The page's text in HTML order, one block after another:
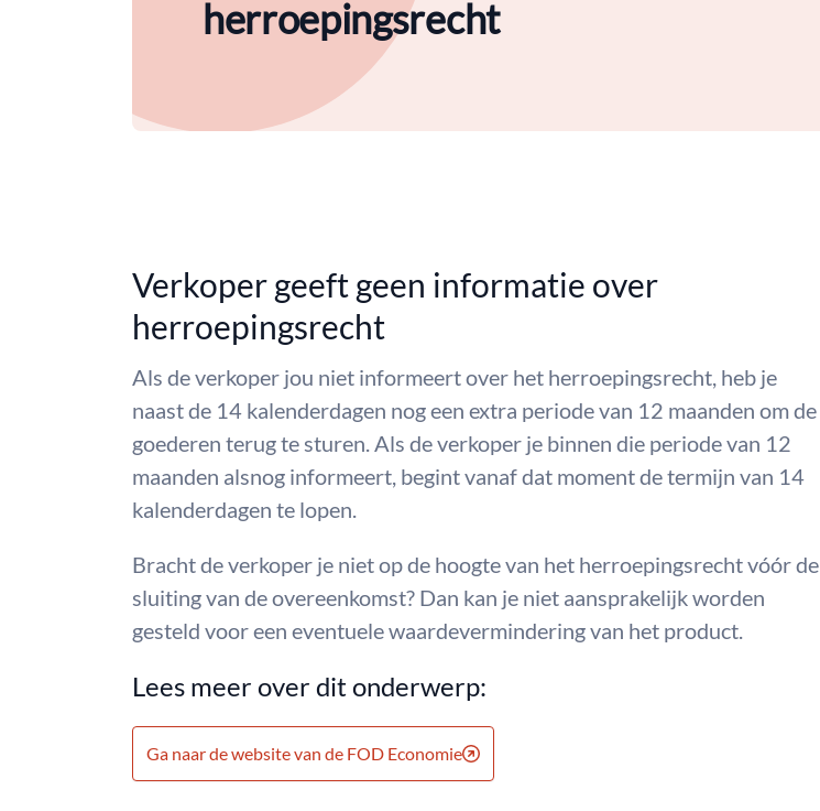
herroepingsrecht
Verkoper geeft geen informatie over
herroepingsrecht
Als de verkoper jou niet informeert over het herroepingsrecht, heb je
naast de 14 kalenderdagen nog een extra periode van 12 maanden om de
goederen terug te sturen. Als de verkoper je binnen die periode van 12
maanden alsnog informeert, begint vanaf dat moment de termijn van 14
kalenderdagen te lopen.
Bracht de verkoper je niet op de hoogte van het herroepingsrecht vóór de
sluiting van de overeenkomst? Dan kan je niet aansprakelijk worden
gesteld voor een eventuele waardevermindering van het product.
Lees meer over dit onderwerp:
Ga naar de website van de FOD Economie